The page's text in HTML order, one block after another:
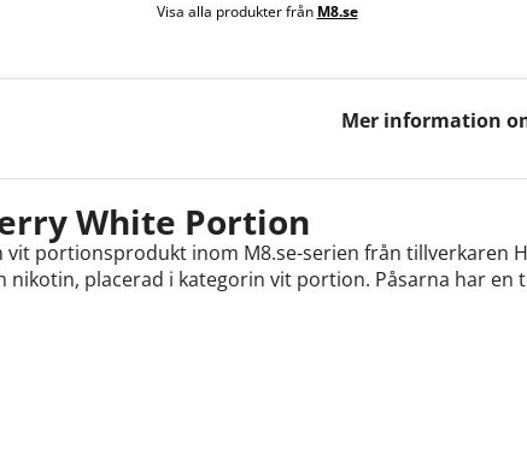
Mer information
White Portion
vit portionsprodukt inom M8.se-serien från tillverkaren
placerad i kategorin vit portion. Påsarna har
Visa alla produkter från M8.se